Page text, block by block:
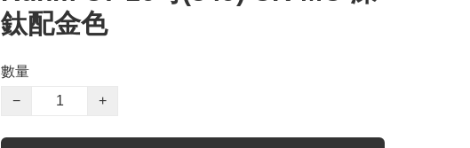
鈦配金色
數量
−
+